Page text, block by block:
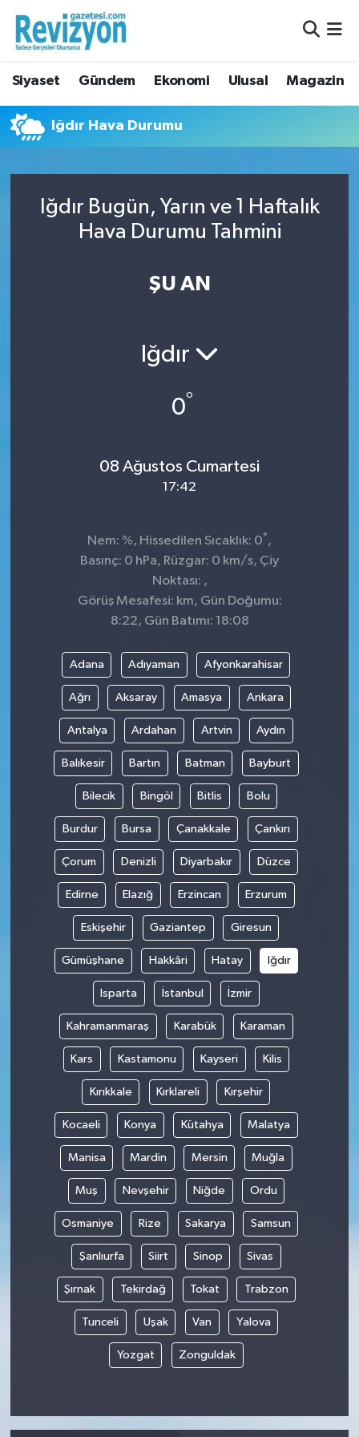
Siyaset Gündem Ekonomi Ulusal Magazin
Iğdır Hava Durumu
Iğdır Bugün, Yarın ve 1 Haftalık
Hava Durumu Tahmini
ŞU AN
Iğdır
0°
08 Ağustos Cumartesi
17:42
Nem: %, Hissedilen Sıcaklık: 0° ,
Basınç: 0 hPa, Rüzgar: 0 km/s, Çiy
Noktası: ,
Görüş Mesafesi: km, Gün Doğumu:
8:22, Gün Batımı: 18:08
Adana Adıyaman Afyonkarahisar
Ağrı Aksaray Amasya Ankara
Antalya Ardahan Artvin Aydın
Balıkesir Bartın Batman Bayburt
Bilecik Bingöl Bitlis Bolu
Burdur Bursa Çanakkale Çankırı
Çorum Denizli Diyarbakır Düzce
Edirne Elazığ Erzincan Erzurum
Eskişehir Gaziantep Giresun
Gümüşhane Hakkâri Hatay Iğdır
Isparta İstanbul İzmir
Kahramanmaraş Karabük Karaman
Kars Kastamonu Kayseri Kilis
Kırıkkale Kırklareli Kırşehir
Kocaeli Konya Kütahya Malatya
Manisa Mardin Mersin Muğla
Muş Nevşehir Niğde Ordu
Osmaniye Rize Sakarya Samsun
Şanlıurfa Siirt Sinop Sivas
Şırnak Tekirdağ Tokat Trabzon
Tunceli Uşak Van Yalova
Yozgat Zonguldak
Süper Lig Puan Durumu ve Fikstür